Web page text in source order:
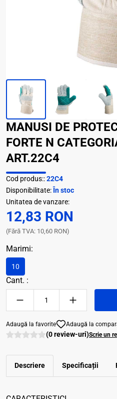
MANUSI DE
FORTE N
ART.22C4
Cod produs::22C4
Disponibilitate: În stoc
Unitatea de vanzare:
12,83 RON
(Fără TVA: 10,60 RON)
Marimi:
10
Cant. :
Adaugă la favorite Adaugă la
(0 review-uri)Scrie un
Descriere Specificații